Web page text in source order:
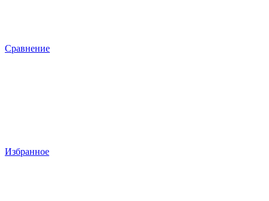
Сравнение
Избранное